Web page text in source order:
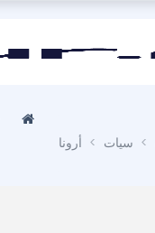
سيات
أرونا